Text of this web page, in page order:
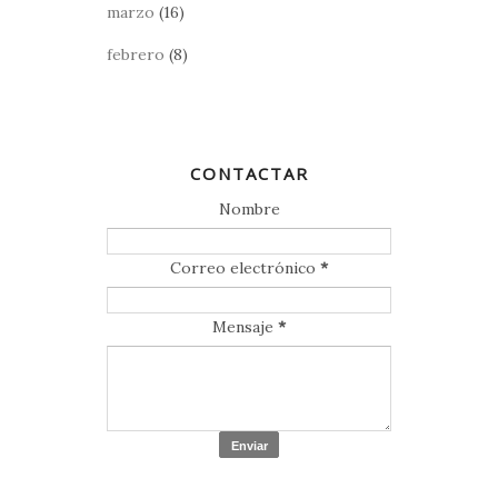
marzo (16)
febrero (8)
CONTACTAR
Nombre
Correo electrónico *
Mensaje *